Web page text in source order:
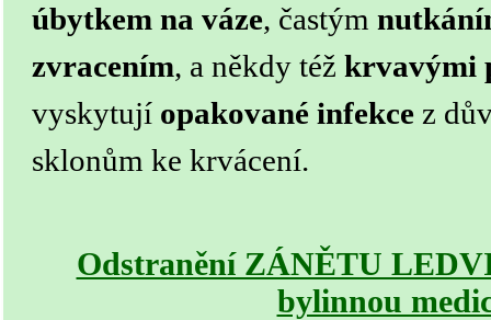
úbytkem na váze, častým
zvracením, a někdy též krvavými
vyskytují opakované infekce z
sklonům ke krvácení.
Odstranění ZÁNĚTU
bylinnou